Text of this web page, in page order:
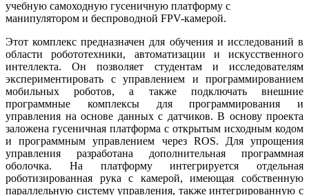
учебную самоходную гусеничную платформу с
манипулятором и беспроводной FPV-камерой.
Этот комплекс предназначен для обучения и исследований в
области робототехники, автоматизации и искусственного
интеллекта. Он позволяет студентам и исследователям
экспериментировать с управлением и программированием
мобильных роботов, а также подключать внешние
программные комплексы для программирования и
управления на основе данных с датчиков. В основу проекта
заложена гусеничная платформа с открытым исходным кодом
и программным управлением через ROS. Для упрощения
управления разработана дополнительная программная
оболочка. На платформу интегрируется отдельная
роботизированная рука с камерой, имеющая собственную
параллельную систему управления, также интегрированную с